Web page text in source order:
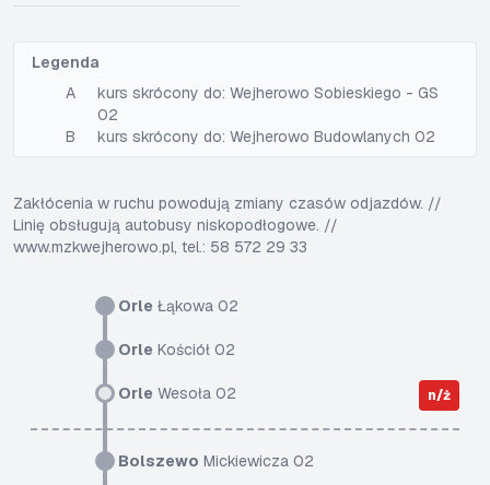
Orle Łąkowa 02
Orle Kościół 02
Orle Wesoła 02 n/ż
Bolszewo Mickiewicza 02
Legenda
A
kurs skrócony do: Wejherowo Sobieskiego - GS
02
B
kurs skrócony do: Wejherowo Budowlanych 02
Zakłócenia w ruchu powodują zmiany czasów odjazdów. //
Linię obsługują autobusy niskopodłogowe. //
www.mzkwejherowo.pl, tel.: 58 572 29 33